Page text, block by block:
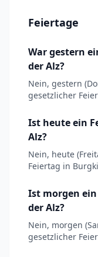
Feiertage
War gestern
der Alz?
Nein, gestern
gesetzlicher
Ist heute ein
Alz?
Nein, heute
Feiertag in
Ist morgen
der Alz?
Nein, morgen
gesetzlicher